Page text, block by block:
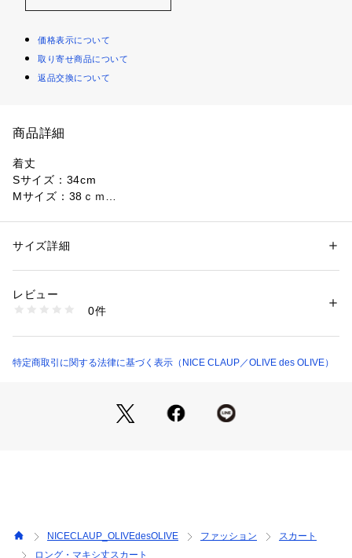
価格表示について
取り寄せ商品について
返品交換について
商品詳細
着丈
Sサイズ：34cm
Mサイズ：38ｃｍ
安心して着用できるのも嬉しいポイント◎
ハイウエスト＆サイドが斜めに上がっているデザインなので
■オススメスタイリング
ブラウスやリボントップスと合わせて、とことんガーリーに着
こなすのもおすすめ。
裏地:あり
性別：レディース
素材：【ドット/オフホワイト/ブラック】表地：ポリエステル78%　レー
【ブラウン系その他】表地：ポリエステル97%　レーヨン3%　裏地：ポ
リエステル100%
商品番号：1087600003707 （モール）
サイズ詳細
レビュー
0件
特定商取引に関する法律に基づく表示（NICE CLAUP／OLIVE des OLIVE）
NICECLAUP_OLIVEdesOLIVE ファッション
スカート
ロング・マキシ丈スカート